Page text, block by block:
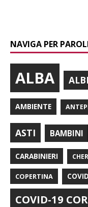
NAVIGA PER
ALBA
AMBIENTE
ASTI BAMBINI
CARABINIERI
COPERTINA
COVID-19